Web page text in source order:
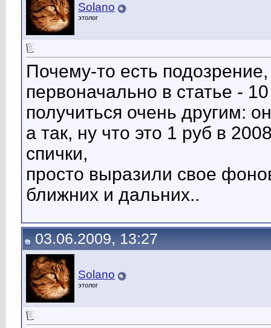
Solano
этолог
Почему-то есть
первоначально в статье -
получиться очень другим:
а так, ну что это 1 руб в
спички,
просто выразили свое
ближних и дальних..
03.06.2009, 13:27
Solano
этолог